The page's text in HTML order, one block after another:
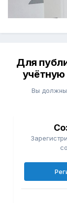
Для
учётную
Вы должны